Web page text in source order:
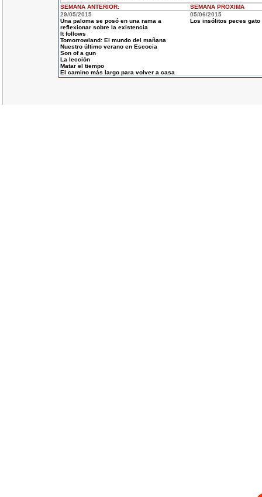
SEMANA ANTERIOR: SEMANA PROXIMA
29/05/2015
Una paloma se posó en una rama a
reflexionar sobre la existencia
It follows
Tomorrowland: El mundo del mañana
Nuestro último verano en Escocia
Son of a gun
La lección
Matar el tiempo
El camino más largo para volver a casa
05/06/2015
Los insólitos peces gato